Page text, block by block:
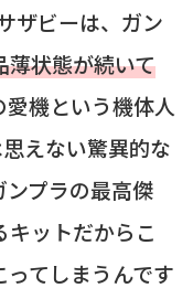
ザビーは、ガン
薄状態が続いて
機という機体人
えない驚異的な
プラの最高傑
ットだからこ
てしまうんです